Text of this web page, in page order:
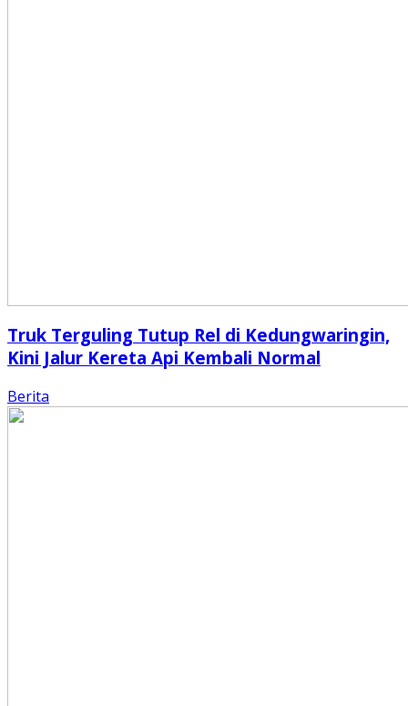
Truk Terguling Tutup Rel di Kedungwaringin,
Kini Jalur Kereta Api Kembali Normal
Berita